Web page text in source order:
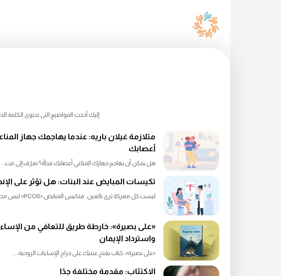
إليك أحدث المواضيع التى تحتوى الكلمة
متلازمة غيلان باريه: عندما يهاجمك جهاز
أعصابك
هل يمكن أن يهاجم جهازك المناعي أعصابك فجأة؟ تعرّف إلى مت...
تكيسات المبايض عند البنات: هل تؤثر على
ليست كل معركة ترى بالعين.. فتكيس المبايض «PCOS» ليس مجرد...
«على بصيرة»: خارطة طريق للتعافي من
واسترداد الإيمان
«على بصيرة»، كتاب يفتح عينيك على جراح الإساءات الروحية، ...
الاكتئاب: مقدمة مختلفة جدًا